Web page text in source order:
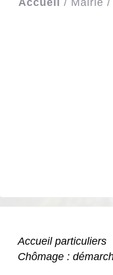
Accueil / Mairie /
Accueil particuliers
Chômage :